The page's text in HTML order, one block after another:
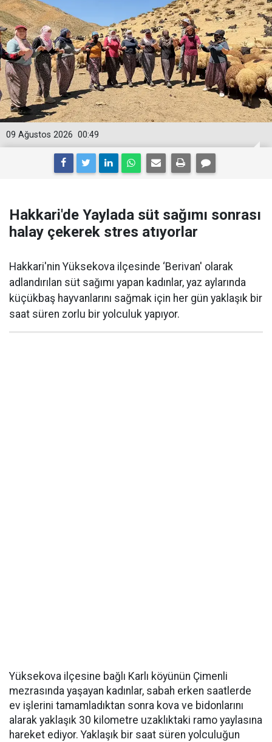
00:49
09 Ağustos 2026
Hakkari'de Yaylada süt sağımı sonrası
halay çekerek stres atıyorlar
Hakkari'nin Yüksekova ilçesinde ‘Berivan' olarak
adlandırılan süt sağımı yapan kadınlar, yaz aylarında
küçükbaş hayvanlarını sağmak için her gün yaklaşık bir
saat süren zorlu bir yolculuk yapıyor.
Yüksekova ilçesine bağlı Karlı köyünün Çimenli
mezrasında yaşayan kadınlar, sabah erken saatlerde
ev işlerini tamamladıktan sonra kova ve bidonlarını
alarak yaklaşık 30 kilometre uzaklıktaki ramo yaylasına
hareket ediyor. Yaklaşık bir saat süren yolculuğun